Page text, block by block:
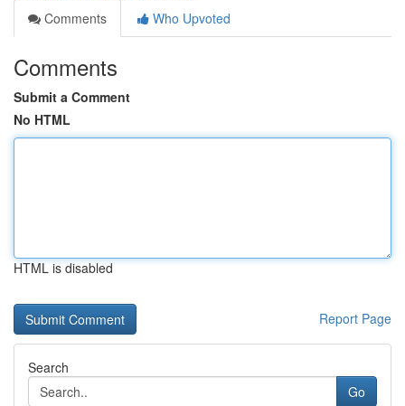
Comments
Who Upvoted
Comments
Submit a Comment
No HTML
HTML is disabled
Report Page
Search
Go